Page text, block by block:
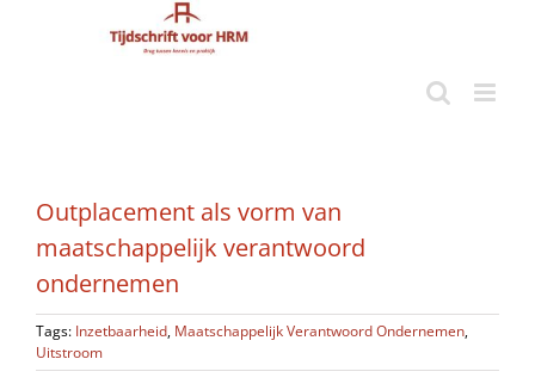
Outplacement als vorm van
maatschappelijk verantwoord
ondernemen
Tags: Inzetbaarheid, Maatschappelijk Verantwoord Ondernemen,
Uitstroom